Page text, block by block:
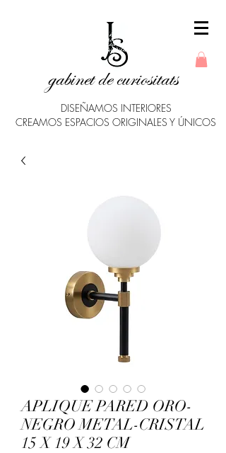
gabinet de curiositats
DISEÑAMOS INTERIORES
CREAMOS ESPACIOS ORIGINALES Y ÚNICOS
APLIQUE PARED ORO-
NEGRO METAL-CRISTAL
15 X 19 X 32 CM